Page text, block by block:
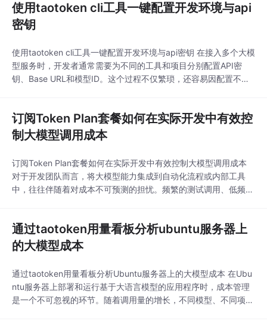
务可能出现临时性波动，影响线上服务的稳定性。本文将介绍如何
在一个Node.js后端
使用taotoken cli工具一键配置开发环境与api
密钥
使用taotoken cli工具一键配置开发环境与api密钥 在接入多个大模
型服务时，开发者通常需要为不同的工具和项目分别配置API密
钥、Base URL和模型ID。这个过程不仅繁琐，还容易因配置不一
式界面，帮助开发者快速、准确地将Taotoken的接入配置
订阅Token Plan套餐如何在实际开发中有效控
制大模型调用成本
订阅Token Plan套餐如何在实际开发中有效控制大模型调用成本
对于开发团队而言，将大模型能力集成到自动化流程或内部工具
中，往往伴随着对成本不可预测的担忧。频繁的测试调用、低频但
开发场景设计的。它通过预付费的Token包形式，为开发者提供了
明确的成本上限和更优的单
通过taotoken用量看板分析ubuntu服务器上
的大模型成本
通过taotoken用量看板分析Ubuntu服务器上的大模型成本 在Ubu
ntu服务器上部署和运行基于大语言模型的应用程序时，成本管理
是一个不可忽视的环节。随着调用量的增长，不同模型、不同项目